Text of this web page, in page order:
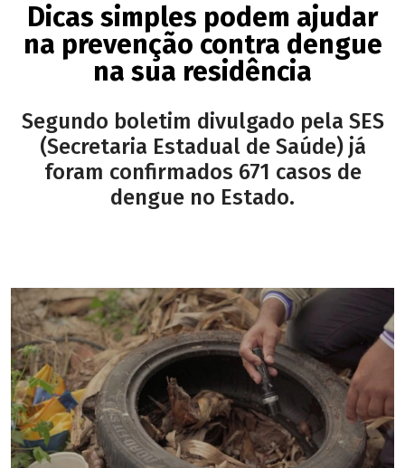
Dicas simples podem ajudar
na prevenção contra dengue
na sua residência
Segundo boletim divulgado pela SES
(Secretaria Estadual de Saúde) já
foram confirmados 671 casos de
dengue no Estado.